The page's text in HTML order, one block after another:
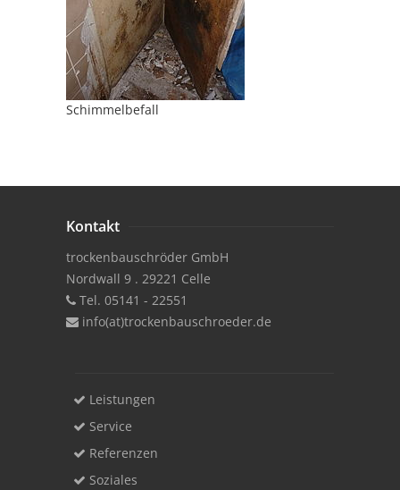
Schimmelbefall
Kontakt
trockenbauschröder GmbH
Nordwall 9 . 29221 Celle
Tel. 05141 - 22551
info(at)trockenbauschroeder.de
Leistungen
Service
Referenzen
Soziales